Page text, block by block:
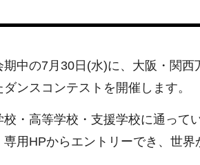
中の7月30日(水)に、大阪・関
ンスコンテストを開催します。
・高等学校・支援学校に通って
専用HPからエントリーでき、世